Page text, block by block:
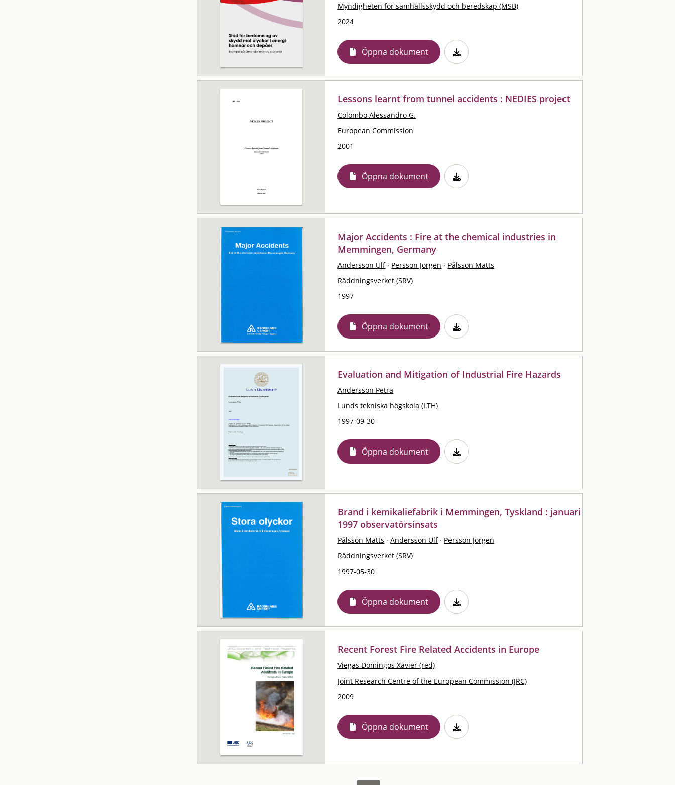
Myndigheten för samhällsskydd och beredskap (MSB)
2024
Öppna dokument
Lessons learnt from tunnel accidents : NEDIES project
Colombo Alessandro G.
European Commission
2001
Öppna dokument
Major Accidents : Fire at the chemical industries in
Memmingen, Germany
Andersson Ulf · Persson Jörgen · Pålsson Matts
Räddningsverket (SRV)
1997
Öppna dokument
Evaluation and Mitigation of Industrial Fire Hazards
Andersson Petra
Lunds tekniska högskola (LTH)
1997-09-30
Öppna dokument
Brand i kemikaliefabrik i Memmingen, Tyskland : januari
1997 observatörsinsats
Pålsson Matts · Andersson Ulf · Persson Jörgen
Räddningsverket (SRV)
1997-05-30
Öppna dokument
Recent Forest Fire Related Accidents in Europe
Viegas Domingos Xavier (red)
Joint Research Centre of the European Commission (JRC)
2009
Öppna dokument